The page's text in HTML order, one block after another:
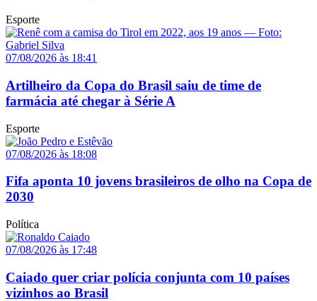
Esporte
07/08/2026 às 18:41
Artilheiro da Copa do Brasil saiu de time de
farmácia até chegar à Série A
Esporte
07/08/2026 às 18:08
Fifa aponta 10 jovens brasileiros de olho na Copa de
2030
Política
07/08/2026 às 17:48
Caiado quer criar polícia conjunta com 10 países
vizinhos ao Brasil